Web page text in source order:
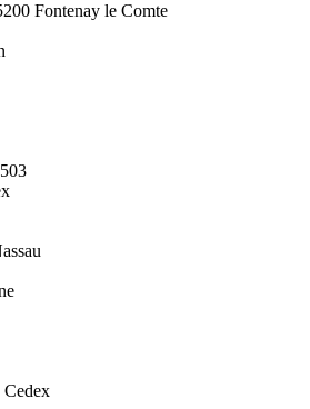
Fontenay le Comte
Cedex